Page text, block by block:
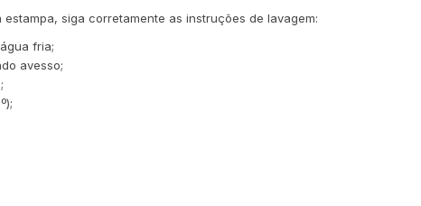
siga corretamente as instruções de lavagem:
fria;
avesso;